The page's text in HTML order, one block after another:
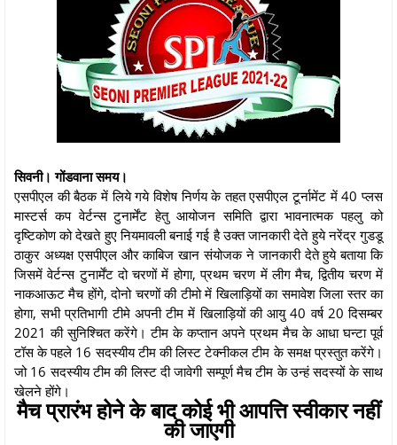
सिवनी। गोंडवाना समय।
एसपीएल की बैठक में लिये गये विशेष निर्णय के तहत एसपीएल टूर्नामेंट में 40 प्लस
मास्टर्स कप वेर्टन्स टुनार्मेंट हेतु आयोजन समिति द्वारा भावनात्मक पहलु को
दृष्टिकोण को देखते हुए नियमावली बनाई गई है उक्त जानकारी देते हुये नरेंद्र गुडडू
ठाकुर अध्यक्ष एसपीएल और काबिज खान संयोजक ने जानकारी देते हुये बताया कि
जिसमें वेर्टन्स टुनार्मेंट दो चरणों में होगा, प्रथम चरण में लीग मैच, द्वितीय चरण में
नाकआऊट मैच होंगे, दोनो चरणों की टीमो में खिलाड़ियों का समावेश जिला स्तर का
होगा, सभी प्रतिभागी टीमे अपनी टीम में खिलाड़ियों की आयु 40 वर्ष 20 दिसम्बर
2021 की सुनिश्चित करेंगे। टीम के कप्तान अपने प्रथम मैच के आधा घन्टा पूर्व
टॉस के पहले 16 सदस्यीय टीम की लिस्ट टेक्नीकल टीम के समक्ष प्रस्तुत करेंगे।
जो 16 सदस्यीय टीम की लिस्ट दी जावेगी सम्पूर्ण मैच टीम के उन्हं सदस्यों के साथ
खेलने होंगे।
मैच प्रारंभ होने के बाद कोई भी आपत्ति स्वीकार नहीं
की जाएगी